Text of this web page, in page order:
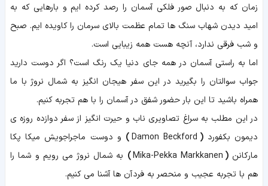
زمان که به دنبال صور فلکی آسمان را رصد کرده ایم و بارهایی که به
امید دیدن شهاب سنگ ها تمام عظمت بالای سرمان را کاویده ایم. صبح
و شب فرقی ندارد، آنچه هست همه زیبایی است.
اما به راستی آسمان در همه جای دنیا یک رنگ است؟ اگر دوست دارید
جواب سوالتان را بگیرید در این سفر هیجان انگیز به شمال نروژ با ما
همراه باشید تا این بار حضور شفق در آسمان را با هم تجربه کنیم.
در این مطلب به سراغ تصاویری ناب و حیرت انگیز از سفر دوازده روزه ی
دیمون بکفورد(
Damon Beckford
) و دوست ماجراجویش میکا پکا
مارکانن(
Mika-Pekka Markkanen
) به شمال نروژ می رویم و شما را
هم با تجربه عجیب و منحصر به فرد آن ها آشنا می کنیم.